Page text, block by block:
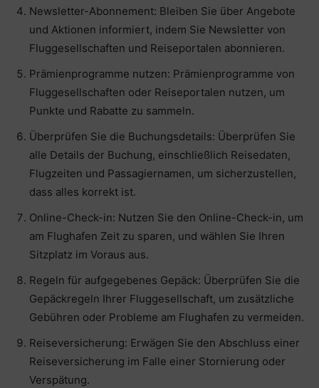
Newsletter-Abonnement: Bleiben Sie über Angebote
und Aktionen informiert, indem Sie Newsletter von
Fluggesellschaften und Reiseportalen abonnieren.
Prämienprogramme nutzen: Prämienprogramme von
Fluggesellschaften oder Reiseportalen nutzen, um
Punkte und Rabatte zu sammeln.
Überprüfen Sie die Buchungsdetails: Überprüfen Sie
alle Details der Buchung, einschließlich Reisedaten,
Flugzeiten und Passagiernamen, um sicherzustellen,
dass alles korrekt ist.
Online-Check-in: Nutzen Sie den Online-Check-in, um
am Flughafen Zeit zu sparen, und wählen Sie Ihren
Sitzplatz im Voraus aus.
Regeln für aufgegebenes Gepäck: Überprüfen Sie die
Gepäckregeln Ihrer Fluggesellschaft, um zusätzliche
Gebühren oder Probleme am Flughafen zu vermeiden.
Reiseversicherung: Erwägen Sie den Abschluss einer
Reiseversicherung im Falle einer Stornierung oder
Verspätung.